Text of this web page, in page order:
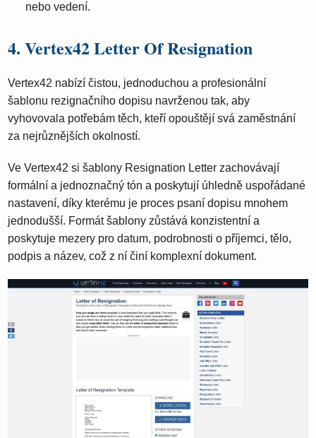
nebo vedení.
4. Vertex42 Letter Of Resignation
Vertex42 nabízí čistou, jednoduchou a profesionální
šablonu rezignačního dopisu navrženou tak, aby
vyhovovala potřebám těch, kteří opouštějí svá zaměstnání
za nejrůznějších okolností.
Ve Vertex42 si šablony Resignation Letter zachovávají
formální a jednoznačný tón a poskytují úhledně uspořádané
nastavení, díky kterému je proces psaní dopisu mnohem
jednodušší. Formát šablony zůstává konzistentní a
poskytuje mezery pro datum, podrobnosti o příjemci, tělo,
podpis a název, což z ní činí komplexní dokument.